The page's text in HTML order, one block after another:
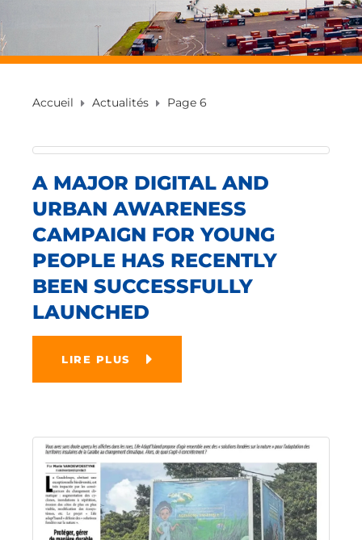
Accueil Actualités Page 6
A MAJOR DIGITAL AND
URBAN AWARENESS
CAMPAIGN FOR YOUNG
PEOPLE HAS RECENTLY
BEEN SUCCESSFULLY
LAUNCHED
LIRE PLUS